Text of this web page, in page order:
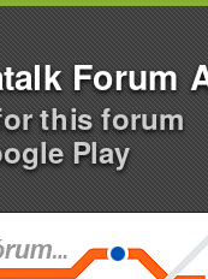
Forum
this forum
Play